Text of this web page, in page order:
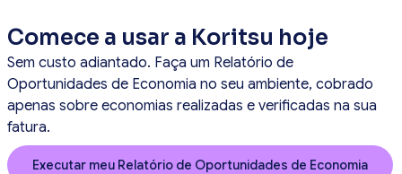
Comece a usar a Koritsu hoje
Sem custo adiantado. Faça um Relatório de
Oportunidades de Economia no seu ambiente, cobrado
apenas sobre economias realizadas e verificadas na sua
fatura.
Executar meu Relatório de Oportunidades de Economia